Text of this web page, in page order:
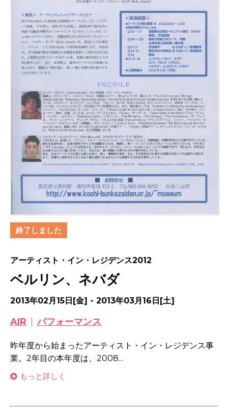
終了しました
アーティスト・イン・レジデンス2012
ベルリン、ネバダ
2013年02月15日[金] - 2013年03月16日[土]
AIR パフォーマンス
昨年度から始まったアーティスト・イン・レジデンス事
業。2年目の本年度は、2008...
もっと詳しく